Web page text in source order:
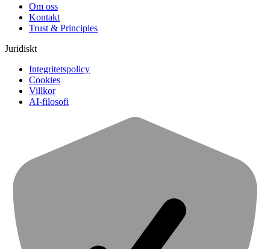
Om oss
Kontakt
Trust & Principles
Juridiskt
Integritetspolicy
Cookies
Villkor
AI-filosofi